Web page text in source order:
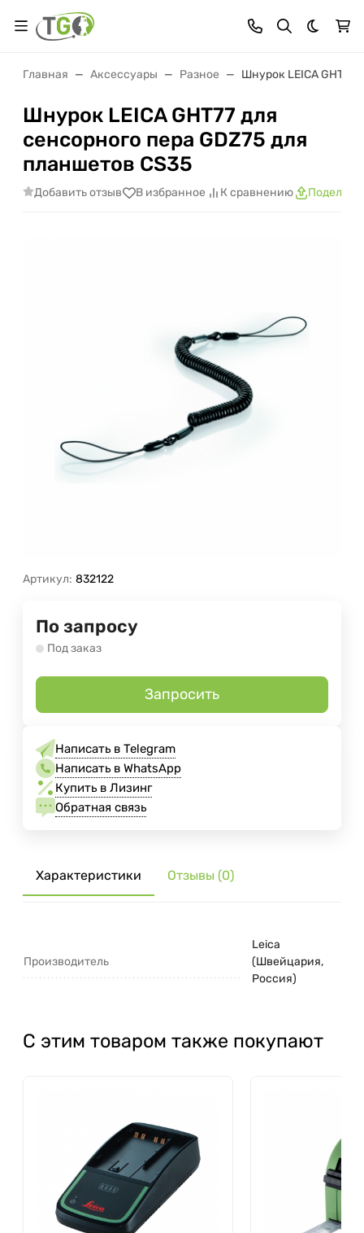
Темная
Главная Аксессуары Разное Шнурок LEICA GHT77
Шнурок LEICA GHT77 для
сенсорного пера GDZ75 для
планшетов CS35
Добавить отзыв В избранное К сравнению
Артикул: 832122
По запросу
Под заказ
Запросить
Написать в Telegram
Написать в WhatsApp
Купить в Лизинг
Обратная связь
Характеристики Отзывы (0)
Производитель
Leica
(Швейцария,
Россия)
С этим товаром также покупают